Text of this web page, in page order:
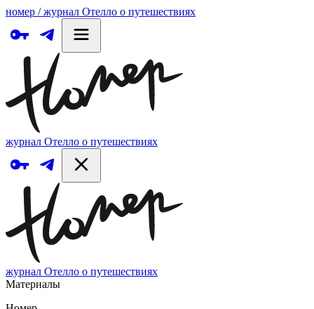
номер / журнал Отелло о путешествиях
журнал Отелло о путешествиях
журнал Отелло о путешествиях
Материалы